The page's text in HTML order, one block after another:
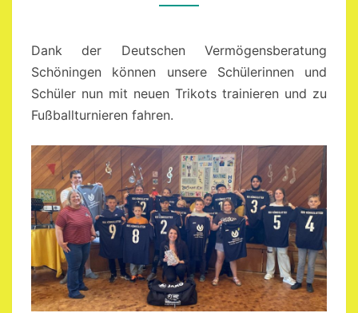
Dank der Deutschen Vermögensberatung
Schöningen können unsere Schülerinnen und
Schüler nun mit neuen Trikots trainieren und zu
Fußballturnieren fahren.